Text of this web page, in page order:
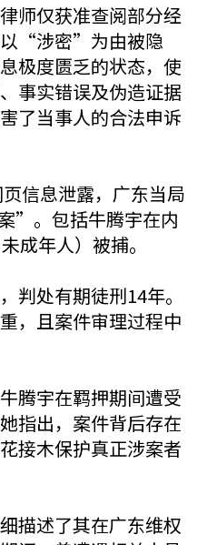
师仅获准查阅部分经
以“涉密”为由被隐
极度匮乏的状态，使
事实错误及伪造证据
了当事人的合法申诉
信息泄露，广东当局
”。包括牛腾宇在内
成年人）被捕。
处有期徒刑14年。
，且案件审理过程中
腾宇在羁押期间遭受
指出，案件背后存在
接木保护真正涉案者
描述了其在广东维权